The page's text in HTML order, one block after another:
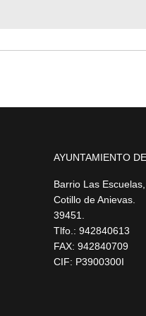
AYUNTAMIENTO
Barrio Las Escuelas,
Cotillo de Anievas.
39451.
Tlfo.: 942840613
FAX: 942840709
CIF: P3900300I